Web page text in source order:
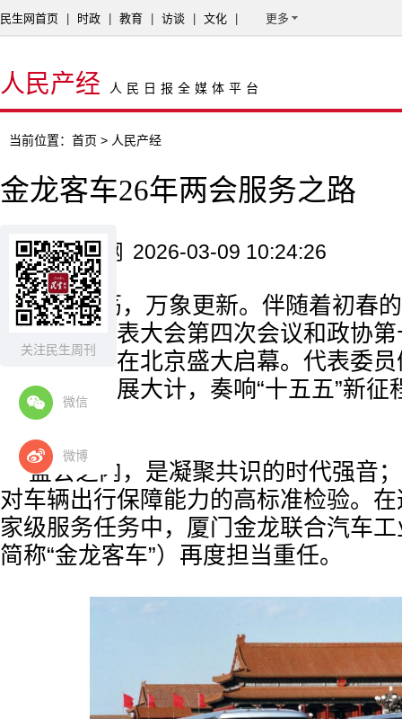
关注民生周刊
微信
微博
民生网首页 时政 教育 访谈 文化 更多
人民产经 人民日报全媒体平台
当前位置： 首页 > 人民产经
金龙客车26年两会服务之路
来源：民生网 2026-03-09 10:24:26
春风浩荡，万象更新。伴随着初春
全国人民代表大会第四次会议和政协
第四次会议在北京盛大启幕。代表委
会，共商发展大计，奏响“十五五”新
奋进曲。
盛会之内，是凝聚共识的时代强音
对车辆出行保障能力的高标准检验。
家级服务任务中，厦门金龙联合汽车
简称“金龙客车”）再度担当重任。